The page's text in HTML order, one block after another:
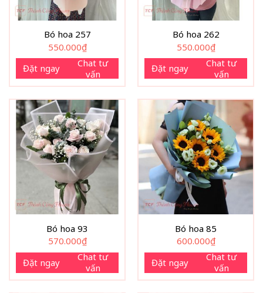
Bó hoa 257
550.000₫
Đặt ngay
Chat tư
vấn
Bó hoa 262
550.000₫
Đặt ngay
Chat tư
vấn
Bó hoa 93
570.000₫
Đặt ngay
Chat tư
vấn
Bó hoa 85
600.000₫
Đặt ngay
Chat tư
vấn